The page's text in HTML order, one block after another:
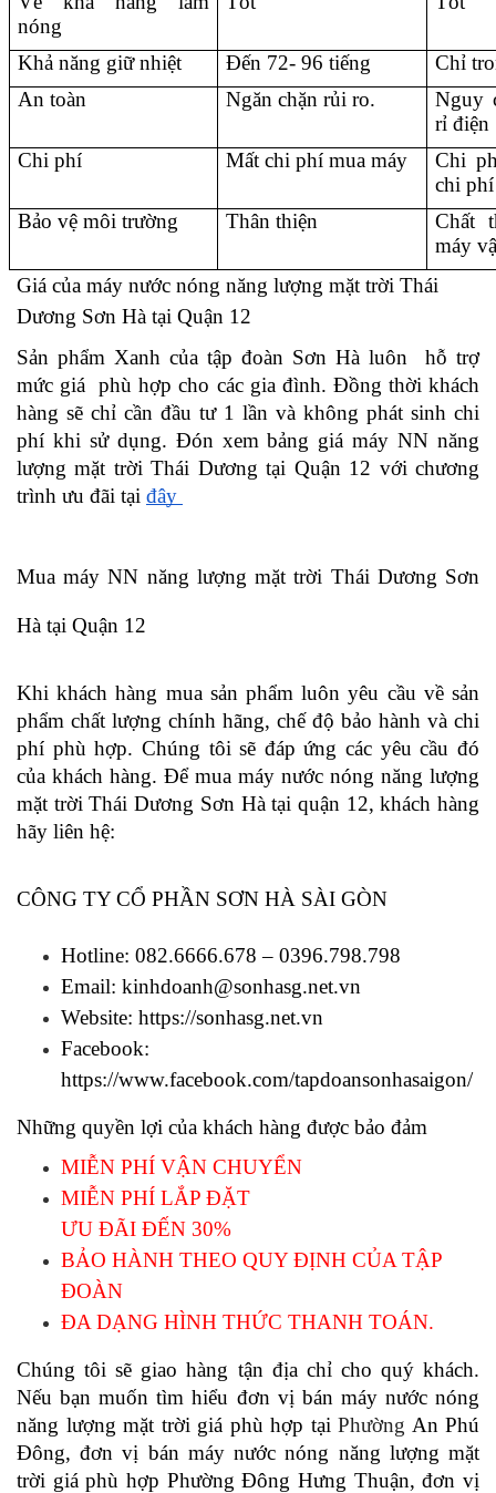
nóng
Khả năng giữ nhiệt Đến 72- 96 tiếng
Chỉ
An toàn
Ngăn chặn rủi ro.
Nguy
rỉ điện
Chi phí
Mất chi phí mua máy
Chi
chi
Bảo vệ môi trường
Thân thiện
Chất
máy
Giá của máy nước nóng năng lượng mặt trời Thái
Dương Sơn Hà tại Quận 12
Sản phẩm Xanh của tập đoàn Sơn Hà luôn  hỗ trợ
mức giá  phù hợp cho các gia đình. Đồng thời khách
hàng sẽ chỉ cần đầu tư 1 lần và không phát sinh chi
phí khi sử dụng. Đón xem bảng giá máy NN năng
lượng mặt trời Thái Dương tại Quận 12 với chương
trình ưu đãi tại đây
Mua máy NN năng lượng mặt trời Thái Dương Sơn
Hà tại Quận 12
Khi khách hàng mua sản phẩm luôn yêu cầu về sản
phẩm chất lượng chính hãng, chế độ bảo hành và chi
phí phù hợp. Chúng tôi sẽ đáp ứng các yêu cầu đó
của khách hàng. Để mua máy nước nóng năng lượng
mặt trời Thái Dương Sơn Hà tại quận 12, khách hàng
hãy liên hệ:
CÔNG TY CỔ PHẦN SƠN HÀ SÀI GÒN
Hotline: 082.6666.678 – 0396.798.798
Email: kinhdoanh@sonhasg.net.vn
Website: https://sonhasg.net.vn
https://www.facebook.com/tapdoansonhasaigon/
Những quyền lợi của khách hàng được bảo đảm
MIỄN PHÍ VẬN CHUYỂN
MIỄN PHÍ LẮP ĐẶT
ƯU ĐÃI ĐẾN 30%
BẢO HÀNH THEO QUY ĐỊNH CỦA TẬP
ĐOÀN
ĐA DẠNG HÌNH THỨC THANH TOÁN.
Chúng tôi sẽ giao hàng tận địa chỉ cho quý khách.
Nếu bạn muốn tìm hiểu đơn vị bán máy nước nóng
năng lượng mặt trời giá phù hợp tại Phường An Phú
Đông, đơn vị bán máy nước nóng năng lượng mặt
trời giá phù hợp Phường Đông Hưng Thuận, đơn vị